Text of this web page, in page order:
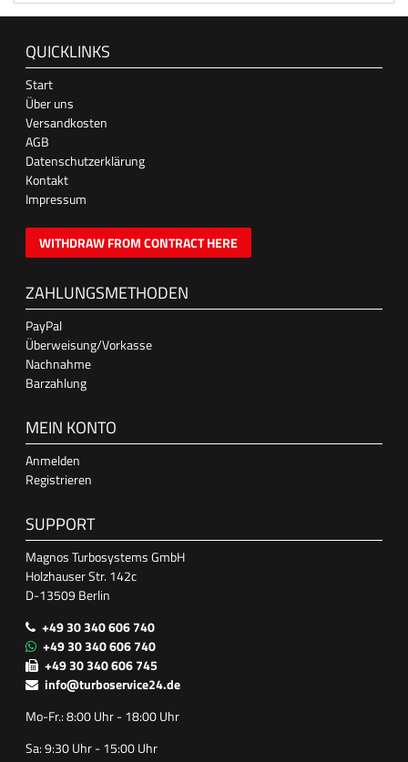
QUICKLINKS
Start
Über uns
Versandkosten
AGB
Datenschutzerklärung
Kontakt
Impressum
WITHDRAW FROM CONTRACT HERE
ZAHLUNGSMETHODEN
PayPal
Überweisung/Vorkasse
Nachnahme
Barzahlung
MEIN KONTO
Anmelden
Registrieren
SUPPORT
Magnos Turbosystems GmbH
Holzhauser Str. 142c
D-13509 Berlin
+49 30 340 606 740
+49 30 340 606 740
+49 30 340 606 745
info@turboservice24.de
Mo-Fr.: 8:00 Uhr - 18:00 Uhr
Sa: 9:30 Uhr - 15:00 Uhr